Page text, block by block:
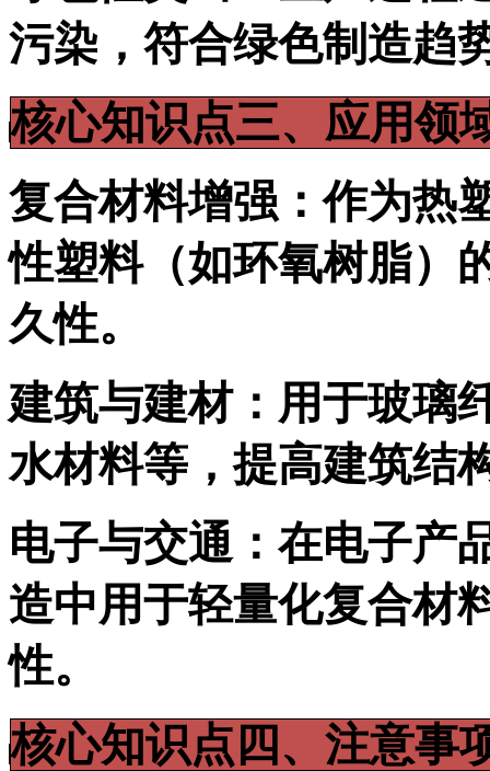
污染，符合绿色制造趋
核心知识点三、应用领
复合材料增强：作为热
性塑料（如环氧树脂）
久性。
建筑与建材：用于玻璃
水材料等，提高建筑结
电子与交通：在电子产
造中用于轻量化复合材
性。
核心知识点四、注意事